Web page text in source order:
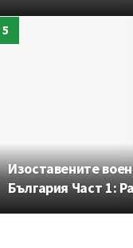
Изоставените
България Част 1: